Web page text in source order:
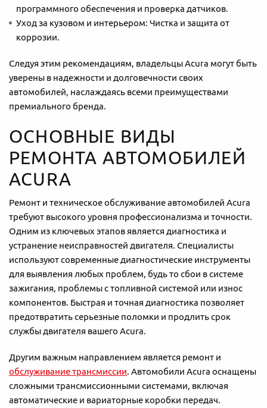
программного обеспечения и проверка датчиков.
Уход за кузовом и интерьером: Чистка и защита от
коррозии.
Следуя этим рекомендациям, владельцы Acura могут быть
уверены в надежности и долговечности своих
автомобилей, наслаждаясь всеми преимуществами
премиального бренда.
ОСНОВНЫЕ ВИДЫ
РЕМОНТА АВТОМОБИЛЕЙ
ACURA
Ремонт и техническое обслуживание автомобилей Acura
требуют высокого уровня профессионализма и точности.
Одним из ключевых этапов является диагностика и
устранение неисправностей двигателя. Специалисты
используют современные диагностические инструменты
для выявления любых проблем, будь то сбои в системе
зажигания, проблемы с топливной системой или износ
компонентов. Быстрая и точная диагностика позволяет
предотвратить серьезные поломки и продлить срок
службы двигателя вашего Acura.
Другим важным направлением является ремонт и
обслуживание трансмиссии. Автомобили Acura оснащены
сложными трансмиссионными системами, включая
автоматические и вариаторные коробки передач.